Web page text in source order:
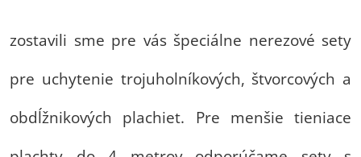
zostavili sme pre vás špeciálne nerezové sety
pre uchytenie trojuholníkových, štvorcových a
obdĺžnikových plachiet. Pre menšie tieniace